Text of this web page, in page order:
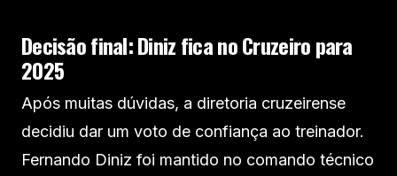
Decisão final: Diniz fica no Cruzeiro para
2025
Após muitas dúvidas, a diretoria cruzeirense
decidiu dar um voto de confiança ao treinador.
Fernando Diniz foi mantido no comando técnico